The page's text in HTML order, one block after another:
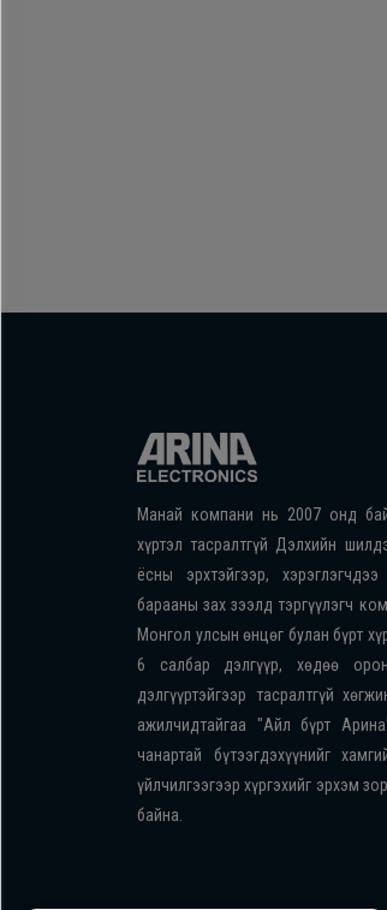
Манай компани нь 2007 онд
хүртэл тасралтгүй Дэлхийн
ёсны эрхтэйгээр,
барааны зах зээлд тэргүүлэгч
Монгол улсын өнцөг булан бүрт
6 салбар дэлгүүр, хөдөө
дэлгүүртэйгээр тасралтгүй
ажилчидтайгаа "Айл бүрт
чанартай бүтээгдэхүүнийг
үйлчилгээгээр хүргэхийг эрхэм
байна.